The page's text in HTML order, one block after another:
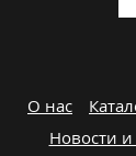
О нас
Новости